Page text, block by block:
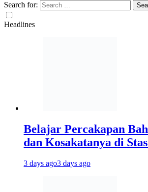
Search for:
Headlines
Belajar Percakapan
dan Kosakatanya di
3 days ago3 days ago